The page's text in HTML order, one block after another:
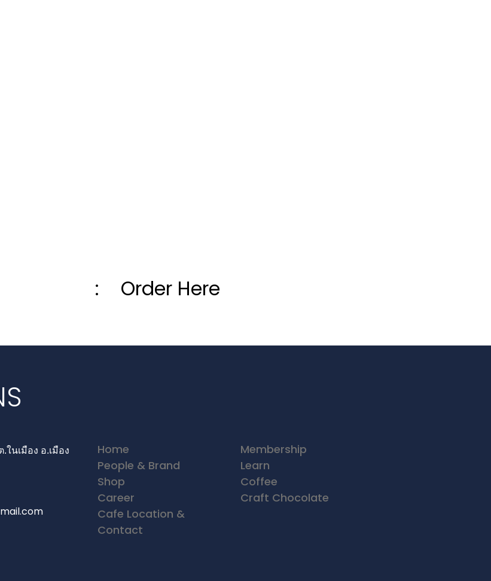
: Order Here
ในเมือง อ.เมือง
Home
People & Brand
Shop
Career
Cafe Location &
Contact
Membership
Learn
Coffee
Craft Chocolate